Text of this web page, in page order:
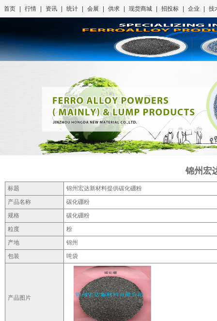
首页 行情 资讯 统计 会展 供求 现货商城 招投标 企业 技
锦州宏
标题
锦州宏达新材料提供碳化硼粉
产品名称
碳化硼粉
规格
碳化硼粉
粒度
粉
产地
锦州
包装
吨袋
产品图片